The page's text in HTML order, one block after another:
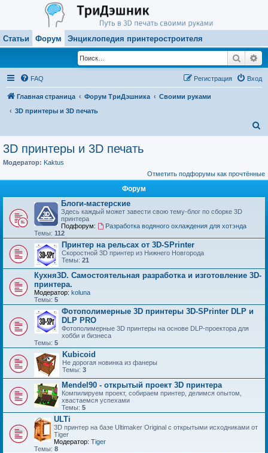
Статьи Форум Энциклопедия принтеростроителя
Поиск
FAQ Вход
Регистрация
Главная страница Форум ТриДэшника
Своими руками
3D принтеры и 3D печать
к
3D принтеры и 3D печать
Модератор: Kaktus
Отметить подфорумы как прочтённые
Форум
Блоги-мастерские
Здесь каждый может завести свою тему-блог по сборке 3D
принтера
Подфорум:
Разработка водяного охлаждения для хотэнда
Темы: 112
Принтер на рельсах от 3D-SPrinter
Скоростной 3D принтер из Нижнего Новгорода
Темы: 21
Кухня3D. Самостоятельная разработка и изготовление 3D-
принтера.
Модератор: koluna
Темы: 5
Фотополимерные 3D принтеры 3D-SPrinter DLP и
DLP PRO
Фотополимерные 3D принтеры на основе DLP-проектора для
хобби и бизнеса
Темы: 5
Kubicoid
Не дорогая новинка из фанеры
Темы: 3
Mendel90 - открытый проект 3D принтера
Компилируем проект, собираем принтер, делимся опытом,
хвастаемся успехами
Темы: 5
ULTi
3D принтер на базе Ultimaker Original с открытыми исходниками от
Tiger
Модератор: Tiger
Темы: 8